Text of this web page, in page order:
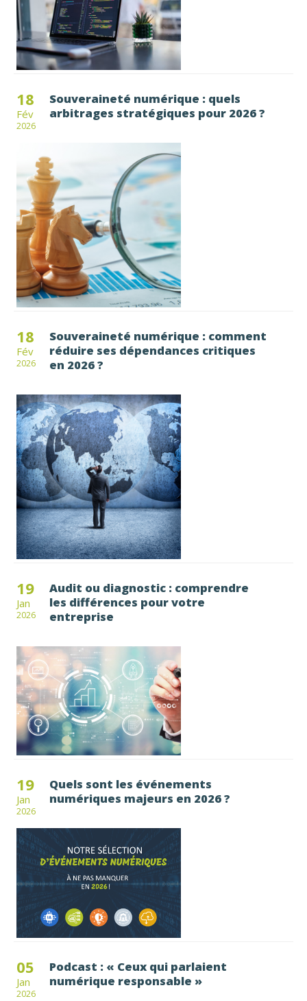
18
Fév
2026
Souveraineté numérique : quels
arbitrages stratégiques pour 2026 ?
18
Fév
2026
Souveraineté numérique : comment
réduire ses dépendances critiques
en 2026 ?
19
Jan
2026
Audit ou diagnostic : comprendre
les différences pour votre
entreprise
19
Jan
2026
Quels sont les événements
numériques majeurs en 2026 ?
05
Jan
2026
Podcast : « Ceux qui parlaient
numérique responsable »